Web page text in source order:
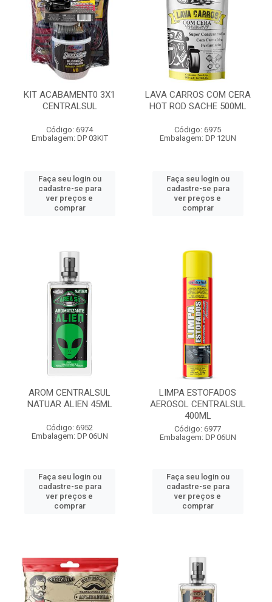
KIT ACABAMENT0 3X1
CENTRALSUL
Código: 6974
Embalagem: DP 03KIT
Faça seu login ou
cadastre-se para
ver preços e
comprar
LAVA CARROS COM CERA
HOT ROD SACHE 500ML
Código: 6975
Embalagem: DP 12UN
Faça seu login ou
cadastre-se para
ver preços e
comprar
AROM CENTRALSUL
NATUAR ALIEN 45ML
Código: 6952
Embalagem: DP 06UN
Faça seu login ou
cadastre-se para
ver preços e
comprar
LIMPA ESTOFADOS
AEROSOL CENTRALSUL
400ML
Código: 6977
Embalagem: DP 06UN
Faça seu login ou
cadastre-se para
ver preços e
comprar